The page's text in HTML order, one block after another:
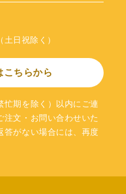
（土日祝除く）
こちらから
忙期を除く）以内にご連
文・お問い合わせいた
答がない場合には、再度